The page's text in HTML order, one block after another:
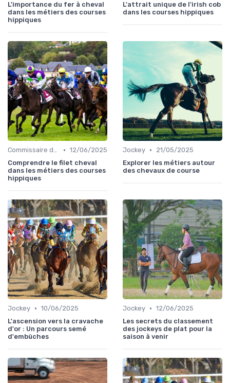
L'importance du fer à cheval
dans les métiers des courses
hippiques
L'attrait unique de l'irish cob
dans les courses hippiques
Commissaire de course • 12/06/2025
Comprendre le filet cheval
dans les métiers des courses
hippiques
Jockey •
21/05/2025
Explorer les métiers autour
des chevaux de course
Jockey • 10/06/2025
L'ascension vers la cravache
d'or : Un parcours semé
d'embûches
Jockey • 12/06/2025
Les secrets du classement
des jockeys de plat pour la
saison à venir